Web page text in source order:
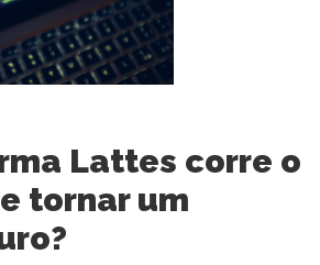
Lattes corre o
tornar um